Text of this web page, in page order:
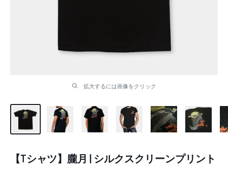
拡大するには画像をクリック
【Tシャツ】朧月 | シルクスクリーンプリント